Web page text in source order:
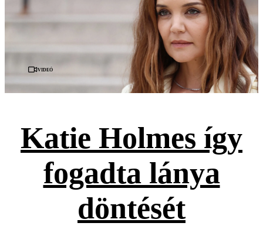
Videó
Katie Holmes így
fogadta lánya
döntését